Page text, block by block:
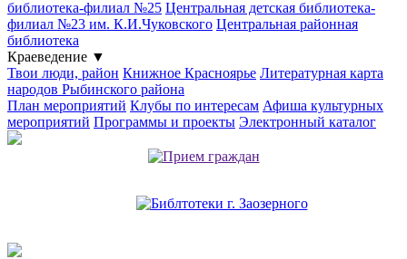
библиотека-филиал №25 Центральная детская библиотека-
филиал №23 им. К.И.Чуковского Центральная районная
библиотека
Краеведение ▼
Твои люди, район Книжное Красноярье Литературная карта
народов Рыбинского района
План мероприятий Клубы по интересам Афиша культурных
мероприятий Программы и проекты Электронный каталог